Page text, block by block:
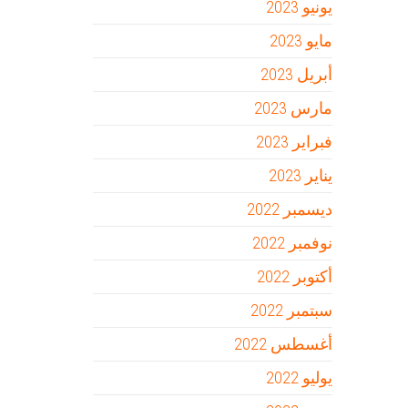
يونيو 2023
مايو 2023
أبريل 2023
مارس 2023
فبراير 2023
يناير 2023
ديسمبر 2022
نوفمبر 2022
أكتوبر 2022
سبتمبر 2022
أغسطس 2022
يوليو 2022